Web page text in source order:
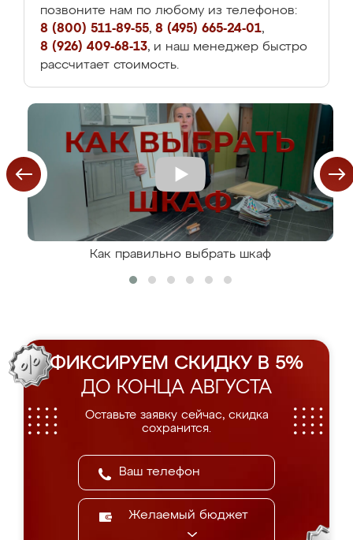
позвоните нам по любому из телефонов:
8 (800) 511-89-55, 8 (495) 665-24-01,
8 (926) 409-68-13, и наш менеджер быстро
рассчитает стоимость.
Как правильно выбрать шкаф
ФИКСИРУЕМ СКИДКУ В 5%
ДО КОНЦА АВГУСТА
Оставьте заявку сейчас, скидка
сохранится.
Желаемый бюджет